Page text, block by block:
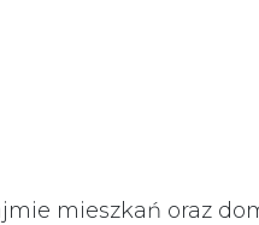
mieszkań oraz